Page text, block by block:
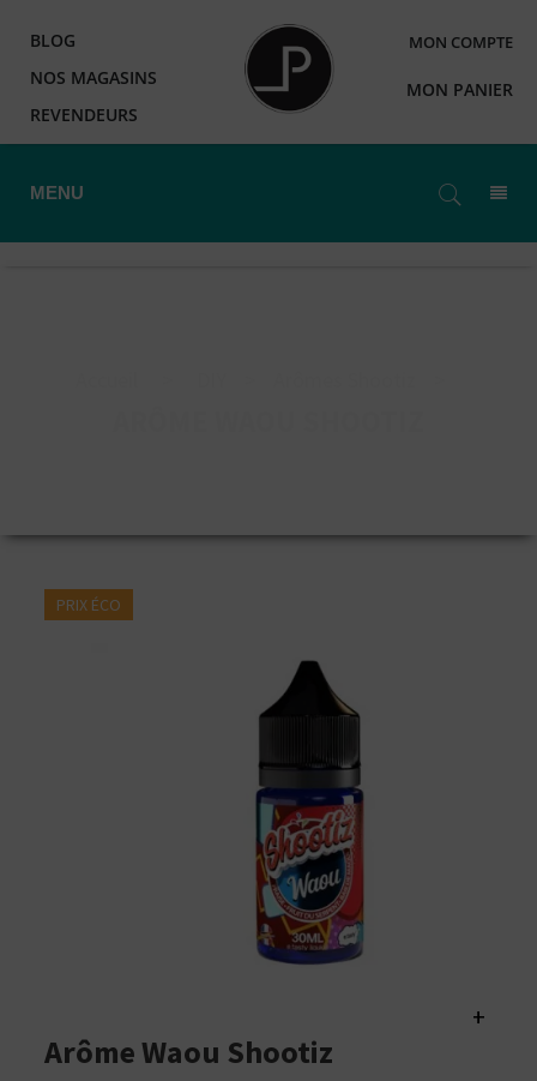
BLOG
NOS MAGASINS
REVENDEURS
MON COMPTE
MON PANIER
MENU
PRIX ÉCO
+
Arôme Waou Shootiz